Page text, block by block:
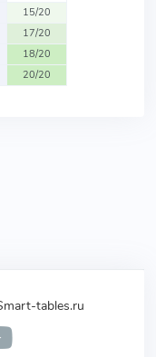
15/20
17/20
18/20
20/20
tables.ru